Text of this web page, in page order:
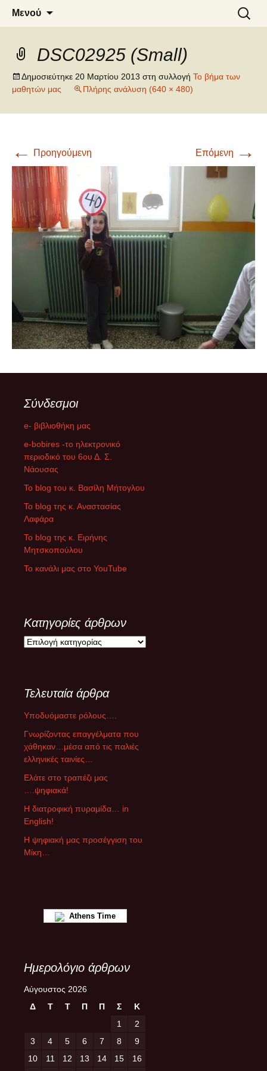
6o ΔΗΜΟΤΙΚΟ ΣΧΟΛΕΙΟ
ΝΑΟΥΣΑΣ
Μενού
για:
DSC02925 (Small)
Δημοσιεύτηκε 20 Μαρτίου 2013 στη συλλογή Το βήμα των
μαθητών μας
Πλήρης ανάλυση (640 × 480)
← Προηγούμενη Επόμενη →
Σύνδεσμοι
e- βιβλιοθήκη μας
e-bobires -το ηλεκτρονικό
περιοδικό του 6ου Δ. Σ.
Νάουσας
To blog του κ. Βασίλη Μήτογλου
Το blog της κ. Αναστασίας
Λαφάρα
Το blog της κ. Ειρήνης
Μητσκοπούλου
Το κανάλι μας στο YouTube
Κατηγορίες άρθρων
Κ
γ
ρ
ί
ρ
θ
ρ
ω
Τελευταία άρθρα
Υποδυόμαστε ρόλους….
Γνωρίζοντας επαγγέλματα που
χάθηκαν…μέσα από τις παλιές
ελληνικές ταινίες…
Ελάτε στο τραπέζι μας
….ψηφιακά!
Η διατροφική πυραμίδα… in
English!
Η ψηφιακή μας προσέγγιση του
Μίκη…
Athens Time
Ημερολόγιο άρθρων
Αύγουστος 2026
Δ
Τ Τ Π Π Σ
Κ
1
2
3
4 5 6 7 8
9
10
11 12 13 14 15 16